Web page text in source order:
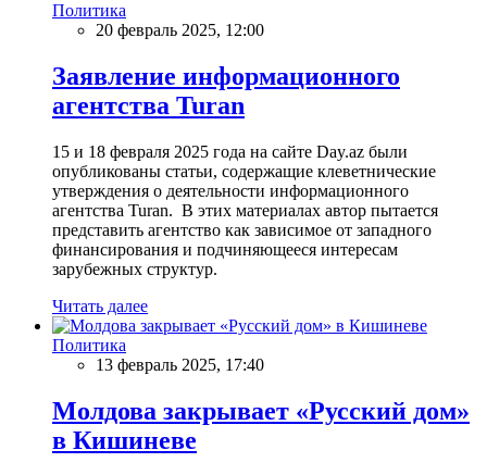
Политика
20 февраль 2025, 12:00
Заявление информационного
агентства Turan
15 и 18 февраля 2025 года на сайте Day.az были
опубликованы статьи, содержащие клеветнические
утверждения о деятельности информационного
агентства Turan. В этих материалах автор пытается
представить агентство как зависимое от западного
финансирования и подчиняющееся интересам
зарубежных структур.
Читать далее
Политика
13 февраль 2025, 17:40
Молдова закрывает «Русский дом»
в Кишиневе